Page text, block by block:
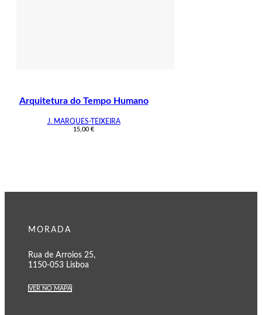
Arquitetura do Tempo Humano
J. MARQUES-TEIXEIRA
15,00 €
MORADA
Rua de Arroios 25,
1150-053 Lisboa
VER NO MAPA